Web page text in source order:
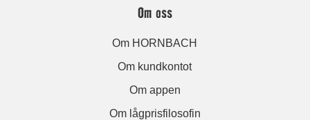
Om oss
Om HORNBACH
Om kundkontot
Om appen
Om lågprisfilosofin